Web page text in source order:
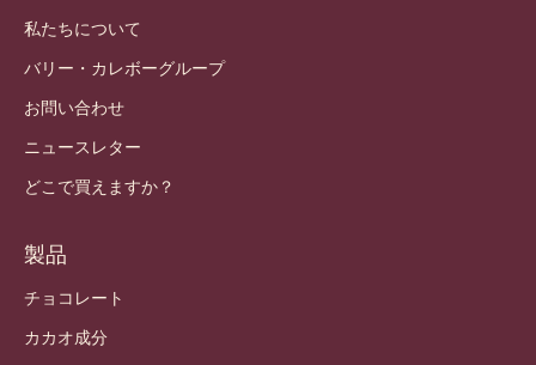
私たちについて
バリー・カレボーグループ
お問い合わせ
ニュースレター
どこで買えますか？
製品
チョコレート
カカオ成分